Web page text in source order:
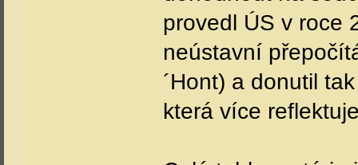
provedl ÚS v roce
neústavní
´Hont) a donutil
která více